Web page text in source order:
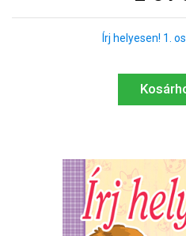
Írj helyesen! 1.